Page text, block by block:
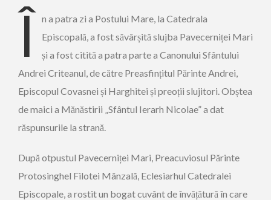
Î n a patra zi a Postului Mare, la Catedrala
Episcopală, a fost săvârșită slujba Pavecerniței Mari
și a fost citită a patra parte a Canonului Sfântului
Andrei Criteanul, de către Preasfințitul Părinte Andrei,
Episcopul Covasnei și Harghitei și preoții slujitori. Obștea
de maici a Mănăstirii „Sfântul Ierarh Nicolae” a dat
răspunsurile la strană.
După otpustul Pavecerniței Mari, Preacuviosul Părinte
Protosinghel Filotei Mânzală, Eclesiarhul Catedralei
Episcopale, a rostit un bogat cuvânt de învățătură în care